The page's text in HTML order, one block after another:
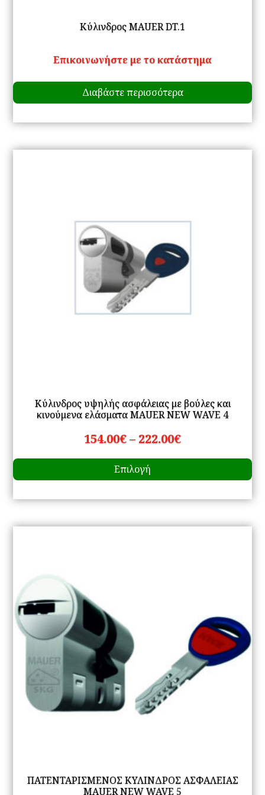
Κύλινδρος MAUER DT.1
Επικοινωνήστε με το κατάστημα
Διαβάστε περισσότερα
Κύλινδρος υψηλής ασφάλειας με βούλες και
κινούμενα ελάσματα MAUER NEW WAVE 4
154.00€– 222.00€Price
range:
154.00€
through
Επιλογή
ΠΑΤΕΝΤΑΡΙΣΜΕΝΟΣ ΚΥΛΙΝΔΡΟΣ ΑΣΦΑΛΕΙΑΣ
MAUER NEW WAVE 5